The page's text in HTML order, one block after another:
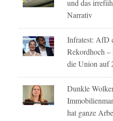
und das
Narrativ
Infratest: AfD
Rekordhoch
die Union auf
Dunkle
hat ganze